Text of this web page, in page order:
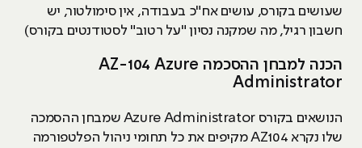
שעושים בקורס, עושים אח"כ בעבודה, אין סימולטור, יש
חשבון רגיל, מה שמקנה נסיון "על רטוב" לסטודנטים בקורס)
הכנה למבחן ההסכמה AZ-104 Azure
Administrator
הנושאים בקורס Azure Administrator שמבחן ההסמכה
שלו נקרא AZ104 מקיפים את כל תחומי ניהול הפלטפורמה